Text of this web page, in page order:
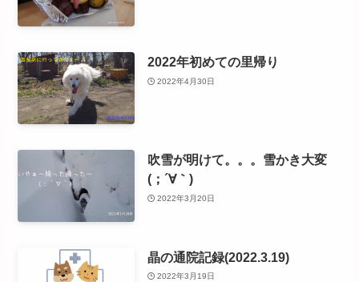
2022年初めての里帰り
2022年4月30日
吹雪が明けて。。。雪かき大変
(；´∀｀)
2022年3月20日
晶の通院記録(2022.3.19)
2022年3月19日